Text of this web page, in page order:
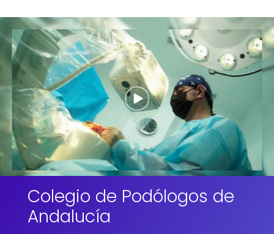
Colegio de Podólogos de
Andalucía